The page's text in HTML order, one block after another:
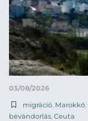
03/08/2026
migráció, Marokkó,
bevándorlás, Ceuta